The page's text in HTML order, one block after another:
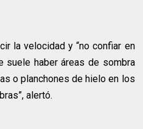
la velocidad y “no confiar en
suele haber áreas de sombra
o planchones de hielo en los
alertó.